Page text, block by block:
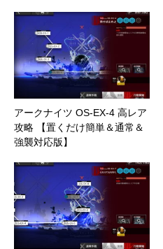
アークナイツ OS-EX-4 高レア
攻略 【置くだけ簡単＆通常＆
強襲対応版】